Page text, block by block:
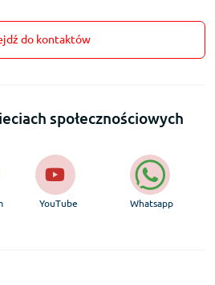
do kontaktów
społecznościowych
YouTube Whatsapp